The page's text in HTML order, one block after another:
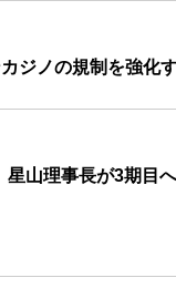
ジノの規制を強化
星山理事長が3期目